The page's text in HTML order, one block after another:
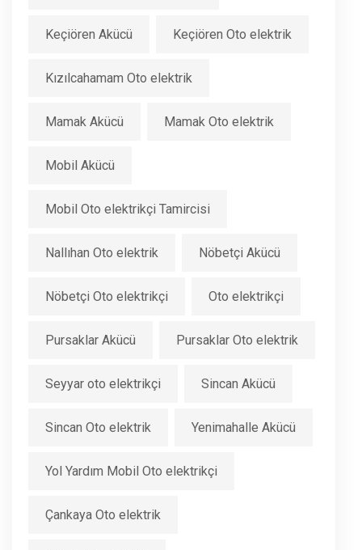
Keçiören Akücü Keçiören Oto elektrik
Kızılcahamam Oto elektrik
Mamak Akücü Mamak Oto elektrik
Mobil Akücü
Mobil Oto elektrikçi Tamircisi
Nallıhan Oto elektrik Nöbetçi Akücü
Nöbetçi Oto elektrikçi Oto elektrikçi
Pursaklar Akücü Pursaklar Oto elektrik
Seyyar oto elektrikçi Sincan Akücü
Sincan Oto elektrik Yenimahalle Akücü
Yol Yardım Mobil Oto elektrikçi
Çankaya Oto elektrik